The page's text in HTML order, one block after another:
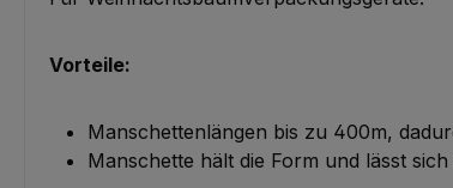
Vorteile:
Manschettenlängen bis zu 400m,
Manschette hält die Form und lässt